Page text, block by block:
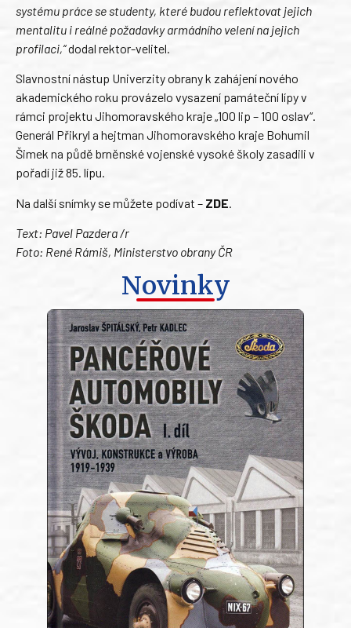
systému práce se studenty, které budou reflektovat jejich
mentalitu i reálné požadavky armádního velení na jejich
profilaci,“dodal rektor-velitel.
Slavnostní nástup Univerzity obrany k zahájení nového
akademického roku provázelo vysazení památeční lípy v
rámci projektu Jihomoravského kraje „100 lip – 100 oslav“.
Generál Přikryl a hejtman Jihomoravského kraje Bohumil
Šimek na půdě brněnské vojenské vysoké školy zasadili v
pořadí již 85. lípu.
Na další snímky se můžete podívat – ZDE
Text: Pavel Pazdera /r
Foto: René Rámiš, Ministerstvo obrany ČR
Novinky